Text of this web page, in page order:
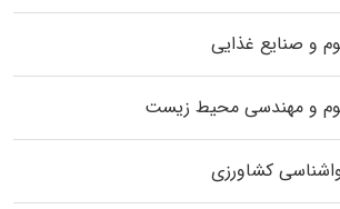
و صنایع غذایی
و مهندسی محیط زیست
کشاورزی